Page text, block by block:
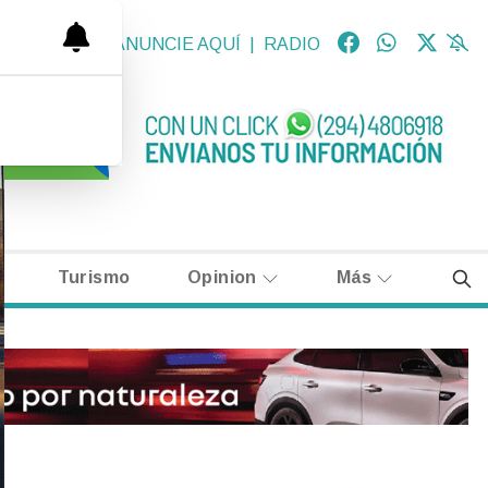
ANUNCIE AQUÍ RADIO
Turismo Opinion Más